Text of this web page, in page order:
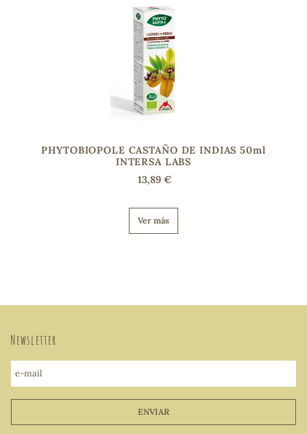
PHYTOBIOPOLE CASTAÑO DE INDIAS 50ml
INTERSA LABS
13,89 €
Ver más
Newsletter
e-mail
ENVIAR